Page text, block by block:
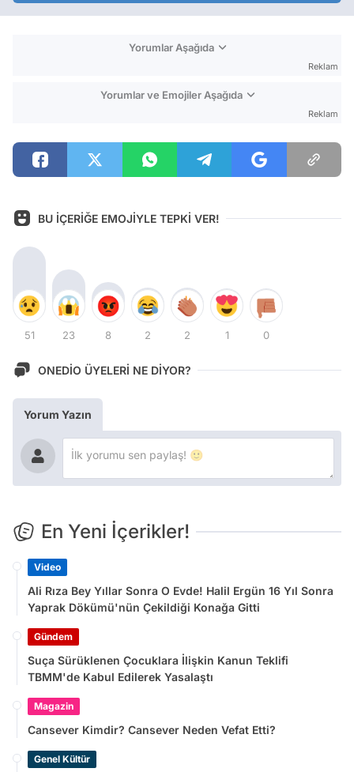
Yorumlar Aşağıda
Reklam
Yorumlar ve Emojiler Aşağıda
Reklam
BU İÇERİĞE EMOJİYLE TEPKİ VER!
51 23 8 2 2 1 0
ONEDİO ÜYELERİ NE DİYOR?
Yorum Yazın
En Yeni İçerikler!
Video
Ali Rıza Bey Yıllar Sonra O Evde! Halil Ergün 16 Yıl Sonra
Yaprak Dökümü'nün Çekildiği Konağa Gitti
Gündem
Suça Sürüklenen Çocuklara İlişkin Kanun Teklifi
TBMM'de Kabul Edilerek Yasalaştı
Magazin
Cansever Kimdir? Cansever Neden Vefat Etti?
Genel Kültür